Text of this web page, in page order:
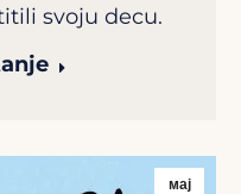
svoju decu.
мај